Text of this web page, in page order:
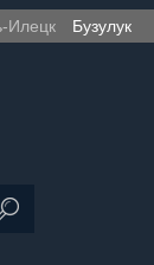
Илецк Бузулук